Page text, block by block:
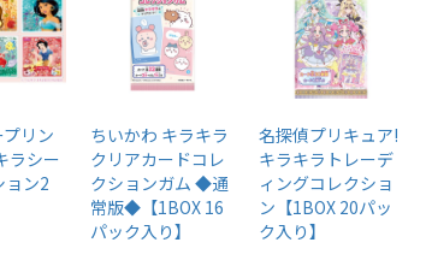
リン
ラシー
ョン2
ちいかわ キラキラ
クリアカードコレ
クションガム ◆通
常版◆【1BOX 16
パック入り】
名探偵プリキュア!
キラキラトレーデ
ィングコレクショ
ン【1BOX 20パッ
ク入り】